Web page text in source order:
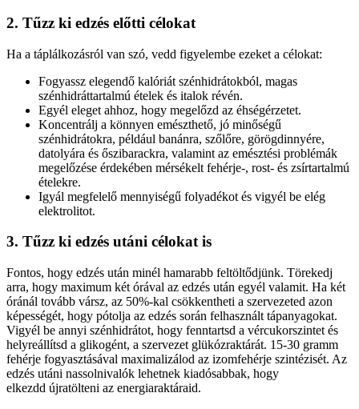
2. Tűzz ki edzés előtti célokat
Ha a táplálkozásról van szó, vedd figyelembe ezeket a célokat:
Fogyassz elegendő kalóriát szénhidrátokból, magas
szénhidráttartalmú ételek és italok révén.
Egyél eleget ahhoz, hogy megelőzd az éhségérzetet.
Koncentrálj a könnyen emészthető, jó minőségű
szénhidrátokra, például banánra, szőlőre, görögdinnyére,
datolyára és őszibarackra, valamint az emésztési problémák
megelőzése érdekében mérsékelt fehérje-, rost- és zsírtartalmú
ételekre.
Igyál megfelelő mennyiségű folyadékot és vigyél be elég
elektrolitot.
3. Tűzz ki edzés utáni célokat is
Fontos, hogy edzés után minél hamarabb feltöltődjünk. Törekedj
arra, hogy maximum két órával az edzés után egyél valamit. Ha két
óránál tovább vársz, az 50%-kal csökkentheti a szervezeted azon
képességét, hogy pótolja az edzés során felhasznált tápanyagokat.
Vigyél be annyi szénhidrátot, hogy fenntartsd a vércukorszintet és
helyreállítsd a glikogént, a szervezet glükózraktárát. 15-30 gramm
fehérje fogyasztásával maximalizálod az izomfehérje szintézisét. Az
edzés utáni nassolnivalók lehetnek kiadósabbak, hogy
elkezdd újratölteni az energiaraktáraid.